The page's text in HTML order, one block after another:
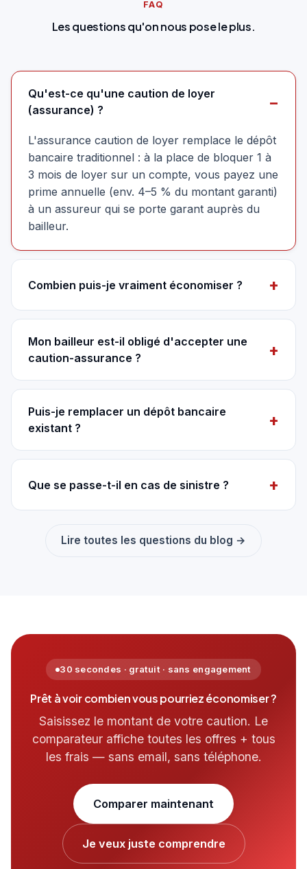
FAQ
Les questions qu'on nous pose le plus.
Qu'est-ce qu'une caution de loyer
(assurance) ?
L'assurance caution de loyer remplace le dépôt
bancaire traditionnel : à la place de bloquer 1 à
3 mois de loyer sur un compte, vous payez une
prime annuelle (env. 4–5 % du montant garanti)
à un assureur qui se porte garant auprès du
bailleur.
Combien puis-je vraiment économiser ?
Mon bailleur est-il obligé d'accepter une
caution-assurance ?
Puis-je remplacer un dépôt bancaire
existant ?
Que se passe-t-il en cas de sinistre ?
Lire toutes les questions du blog →
30 secondes · gratuit · sans engagement
Prêt à voir combien vous pourriez économiser ?
Saisissez le montant de votre caution. Le
comparateur affiche toutes les offres + tous
les frais — sans email, sans téléphone.
Comparer maintenant
Je veux juste comprendre